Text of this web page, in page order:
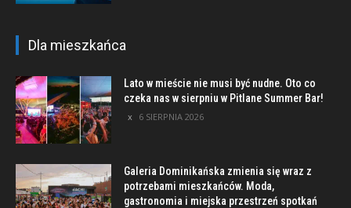
Dla mieszkańca
Lato w mieście nie musi być nudne. Oto co
czeka nas w sierpniu w Pitlane Summer Bar!
6 SIERPNIA 2026
Galeria Dominikańska zmienia się wraz z
potrzebami mieszkańców. Moda,
gastronomia i miejska przestrzeń spotkań